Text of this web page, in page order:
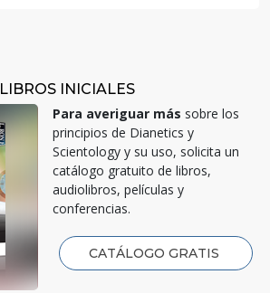
LIBROS INICIALES
Para averiguar más sobre los
principios de Dianetics y
Scientology y su uso, solicita un
catálogo gratuito de libros,
audiolibros, películas y
conferencias.
CATÁLOGO GRATIS